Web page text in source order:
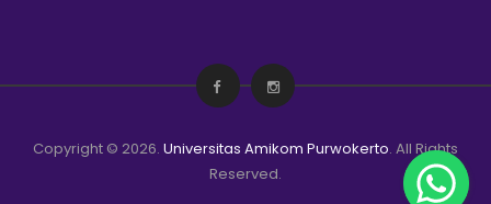
Copyright © 2026. Universitas Amikom Purwokerto. All Rights
Reserved.